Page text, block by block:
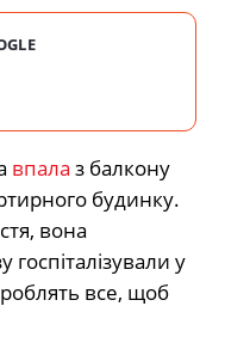
впала з балкону
будинку.
вона
госпіталізували у
все, щоб